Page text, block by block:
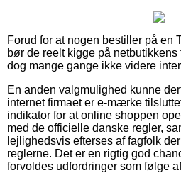
Forud for at nogen bestiller på en
bør de reelt kigge på
dog mange gange ikke videre
En anden valgmulighed kunne
internet firmaet er e-mærke
indikator for at online shoppen
med de officielle danske regler,
lejlighedsvis efterses af fagfolk
reglerne. Det er en rigtig god
forvoldes udfordringer som følge